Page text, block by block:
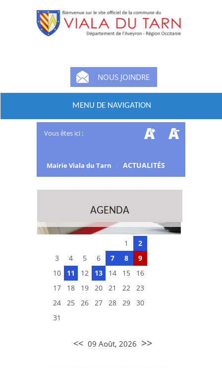
NOUS JOINDRE
MENU DE NAVIGATION
Vous êtes ici :
Mairie Viala du Tarn / ACTUALITÉS
AGENDA
1
2
3
4 5 6 7 8
9
10
11 12 13 14 15
16
17
18 19 20 21 22
23
24
25 26 27 28 29
30
31
<< 09 Août, 2026 >>